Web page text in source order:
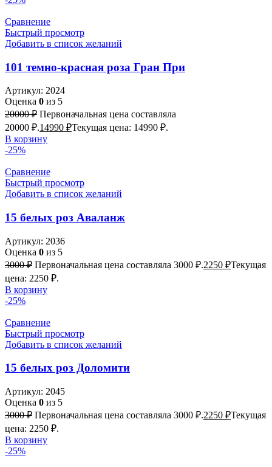
Сравнение
Быстрый просмотр
Добавить в список желаний
101 темно-красная роза Гран При
Артикул: 2024
Оценка 0 из 5
20000₽ Первоначальная цена составляла
20000 ₽.14990 ₽Текущая цена: 14990 ₽.
В корзину
-25%
Сравнение
Быстрый просмотр
Добавить в список желаний
15 белых роз Аваланж
Артикул: 2036
Оценка 0 из 5
3000₽ Первоначальная цена составляла 3000 ₽.2250 ₽Текущая
цена: 2250 ₽.
В корзину
-25%
Сравнение
Быстрый просмотр
Добавить в список желаний
15 белых роз Доломити
Артикул: 2045
Оценка 0 из 5
3000₽ Первоначальная цена составляла 3000 ₽.2250 ₽Текущая
цена: 2250 ₽.
В корзину
-25%